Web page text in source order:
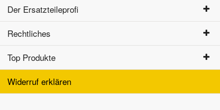
Der Ersatzteileprofi
Rechtliches
Top Produkte
Widerruf erklären